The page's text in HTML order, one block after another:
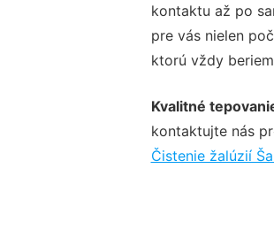
kontaktu až po
pre vás nielen
ktorú vždy
Kvalitné
kontaktujte nás
Čistenie žalúzií